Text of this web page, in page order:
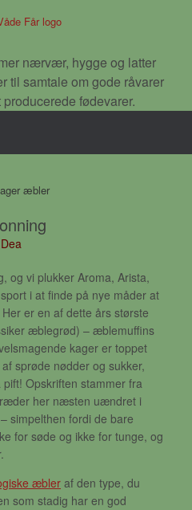
nærvær, hygge og latter
til samtale om gode råvarer
fødevarer.
Dea
vi plukker Aroma, Arista,
i at finde på nye måder at
er en af dette års største
æblegrød) – æblemuffins
kager er toppet
sprøde nødder og sukker,
Opskriften stammer fra
her næsten uændret i
simpelthen fordi de bare
for søde og ikke for tunge, og
æbleraf den type, du
som stadig har en god